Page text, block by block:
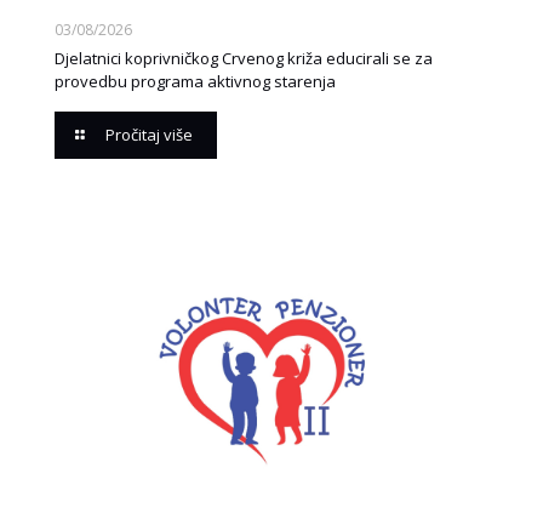
03/08/2026
Djelatnici koprivničkog Crvenog križa educirali se za
provedbu programa aktivnog starenja
Pročitaj više